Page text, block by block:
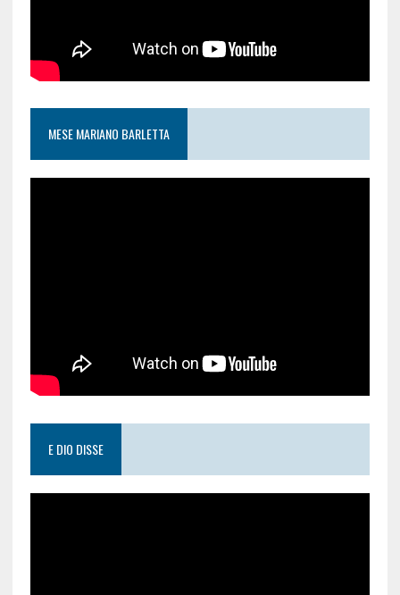
MESE MARIANO BARLETTA
E DIO DISSE